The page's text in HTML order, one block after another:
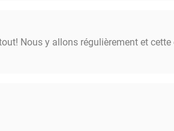
Nous y allons régulièrement et cette